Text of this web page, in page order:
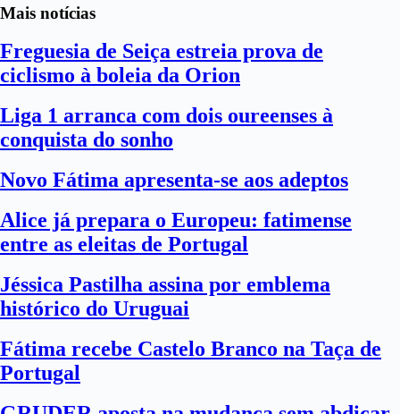
Mais notícias
Freguesia de Seiça estreia prova de
ciclismo à boleia da Orion
Liga 1 arranca com dois oureenses à
conquista do sonho
Novo Fátima apresenta-se aos adeptos
Alice já prepara o Europeu: fatimense
entre as eleitas de Portugal
Jéssica Pastilha assina por emblema
histórico do Uruguai
Fátima recebe Castelo Branco na Taça de
Portugal